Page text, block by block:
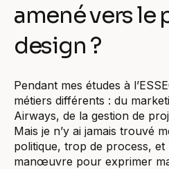
amené vers le
design ?
Pendant mes études à
métiers différents : du
Airways, de la gestion de
Mais je n’y ai jamais trouvé
politique, trop de process, et
manœuvre pour exprimer